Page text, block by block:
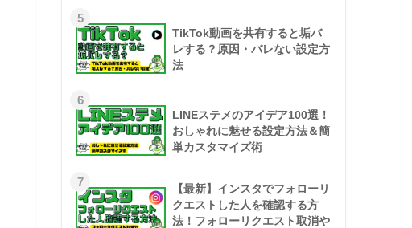
5
TikTok動画を共有すると垢バ
レする？原因・バレない設定方
法
6
LINEステメのアイデア100選！
おしゃれに魅せる設定方法＆簡
単カスタマイズ術
7
【最新】インスタでフォローリ
クエストした人を確認する方
法！フォローリクエスト取消や